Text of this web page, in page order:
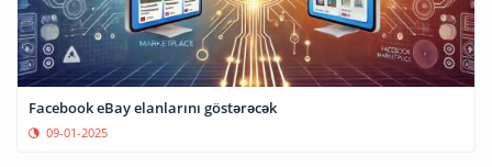
Facebook eBay elanlarını göstərəcək
09-01-2025